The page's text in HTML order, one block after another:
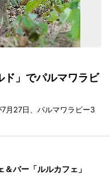
ド」でパルマワラビ
月27日、パルマワラビー3
＆バー「ルルカフェ」